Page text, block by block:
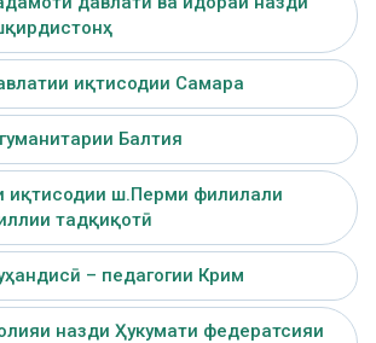
иқтисодии Самара
Балтия
иқтисодии ш.Перми филилали
тадқиқотӣ
– педагогии Крим
назди Ҳукумати федератсияи